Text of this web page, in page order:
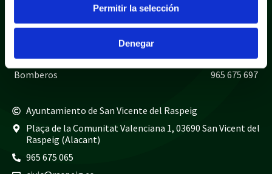
Permitir la selección
Denegar
Teléfonos de interés
Guardia civil
965 675 814
Bomberos
965 675 697
Ayuntamiento de San Vicente del Raspeig
Plaça de la Comunitat Valenciana 1, 03690 San Vicent del
Raspeig (Alacant)
965 675 065